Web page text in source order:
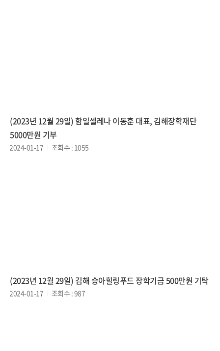
(2023년 12월 29일) 함일셀레나 이동훈 대표, 김해장학재단
5000만원 기부
2024-01-17 조회수 : 1055
(2023년 12월 29일) 김해 승아힐링푸드 장학기금 500만원 기탁
2024-01-17 조회수 : 987